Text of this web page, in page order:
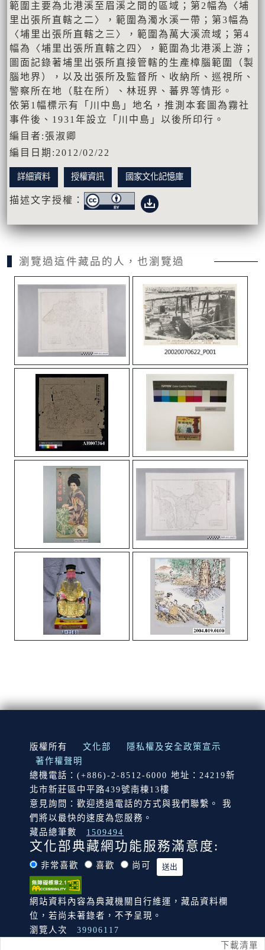
下載清單
範圍主要為北港溪至眉溪之間的區域；第2幅為〈埔
里出張所直轄之二〉，範圍為濁水溪一帶；第3幅為
〈埔里出張所直轄之三〉，範圍為萬大溪流域；第4
幅為〈埔里出張所直轄之四〉，範圍為北港溪上游；
圖面記錄著埔里出張所直接管轄的生產樟腦範圍（製
腦地界），以及出張所及監督所、收納所、巡視所、
警察所在地（駐在所）、林班界、蕃界等情形。
依第1幅標示有「川中島」地名，推測本套圖為霧社
事件後、1931年設立「川中島」以後所印行。
編目者:張淑卿
編目日期:2012/02/22
詳細資料 授權資訊 國家文化記憶庫
描述文字授權：
瀏覽過這件藏品的人，也瀏覽過
:::
版權所有 文化部
隱私權及安全政策宣示
著作權聲明
總機電話：(+886)-2-8512-6000 地址：24219新
北市新莊區中平路439號南棟13樓
意見詢問：歡迎透過電話的方式與我們聯繫。 我
們將以最快的速度為您服務。
藏品總筆數
1509494
文化部典藏網功能服務滿意度:
非常喜歡 喜歡 尚可
網站資料內容為典藏機關自行維運，藏品資料欄
位，若尚未著錄者，不予呈現。
瀏覽人次
39906117